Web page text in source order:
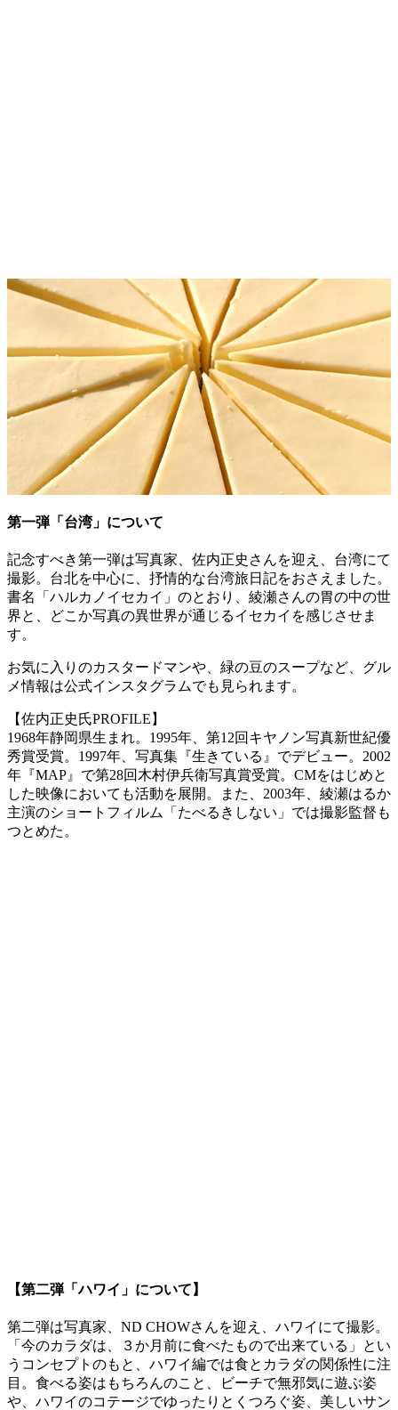
第一弾「台湾」について
記念すべき第一弾は写真家、佐内正史さんを迎え、台湾にて
撮影。台北を中心に、抒情的な台湾旅日記をおさえました。
書名「ハルカノイセカイ」のとおり、綾瀬さんの胃の中の世
界と、どこか写真の異世界が通じるイセカイを感じさせま
す。
お気に入りのカスタードマンや、緑の豆のスープなど、グル
メ情報は公式インスタグラムでも見られます。
【佐内正史氏PROFILE】
1968年静岡県生まれ。1995年、第12回キヤノン写真新世紀優
秀賞受賞。1997年、写真集『生きている』でデビュー。2002
年『MAP』で第28回木村伊兵衛写真賞受賞。CMをはじめと
した映像においても活動を展開。また、2003年、綾瀬はるか
主演のショートフィルム「たべるきしない」では撮影監督も
つとめた。
【第二弾「ハワイ」について】
第二弾は写真家、ND CHOWさんを迎え、ハワイにて撮影。
「今のカラダは、３か月前に食べたもので出来ている」とい
うコンセプトのもと、ハワイ編では食とカラダの関係性に注
目。食べる姿はもちろんのこと、ビーチで無邪気に遊ぶ姿
や、ハワイのコテージでゆったりとくつろぐ姿、美しいサン